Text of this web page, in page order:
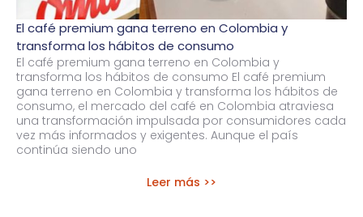
El café premium gana terreno en Colombia y
transforma los hábitos de consumo
El café premium gana terreno en Colombia y
transforma los hábitos de consumo El café premium
gana terreno en Colombia y transforma los hábitos de
consumo, el mercado del café en Colombia atraviesa
una transformación impulsada por consumidores cada
vez más informados y exigentes. Aunque el país
continúa siendo uno
Leer más >>